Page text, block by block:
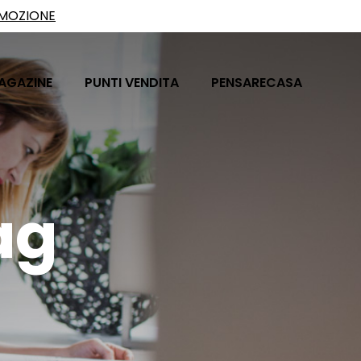
PUNTI VENDITA PENSARECASA